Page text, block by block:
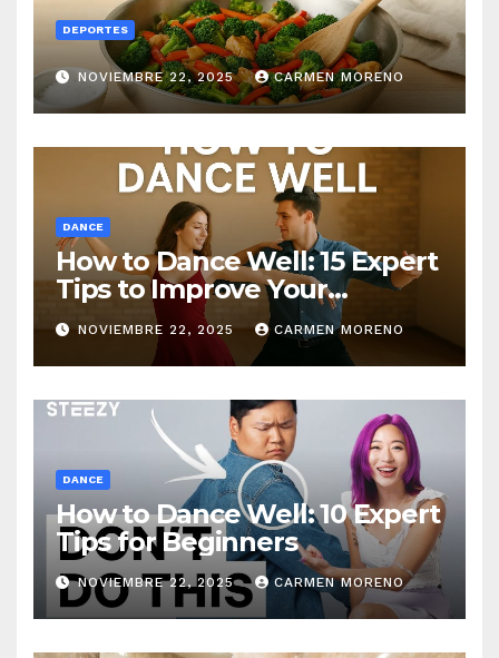
DEPORTES
NOVIEMBRE 22, 2025 CARMEN MORENO
DANCE
How to Dance Well: 15 Expert
Tips to Improve Your
Dancing Skills Fast
NOVIEMBRE 22, 2025 CARMEN MORENO
DANCE
How to Dance Well: 10 Expert
Tips for Beginners
NOVIEMBRE 22, 2025 CARMEN MORENO